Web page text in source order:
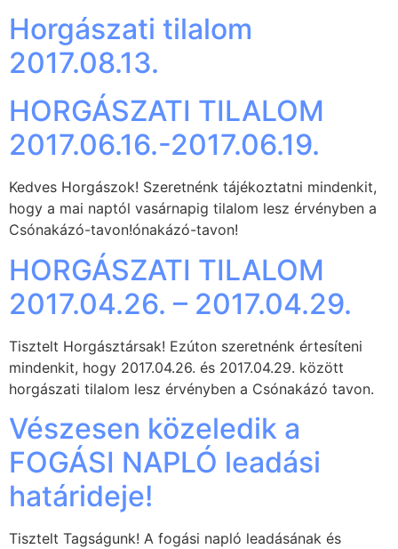
Horgászati tilalom
2017.08.13.
HORGÁSZATI TILALOM
2017.06.16.-2017.06.19.
Kedves Horgászok! Szeretnénk tájékoztatni mindenkit,
hogy a mai naptól vasárnapig tilalom lesz érvényben a
Csónakázó-tavon!ónakázó-tavon!
HORGÁSZATI TILALOM
2017.04.26. – 2017.04.29.
Tisztelt Horgásztársak! Ezúton szeretnénk értesíteni
mindenkit, hogy 2017.04.26. és 2017.04.29. között
horgászati tilalom lesz érvényben a Csónakázó tavon.
Vészesen közeledik a
FOGÁSI NAPLÓ leadási
határideje!
Tisztelt Tagságunk! A fogási napló leadásának és